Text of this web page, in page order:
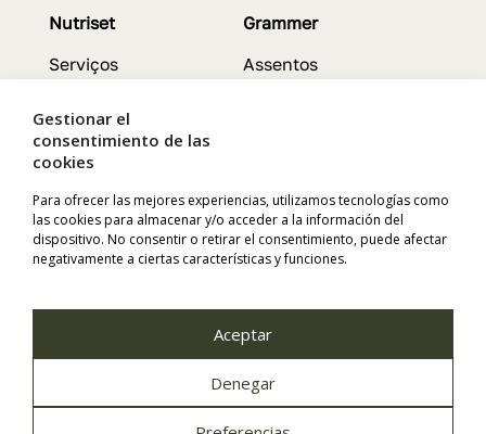
Gestionar el
consentimiento de las
cookies
Para ofrecer las mejores experiencias, utilizamos tecnologías como
las cookies para almacenar y/o acceder a la información del
dispositivo. No consentir o retirar el consentimiento, puede afectar
negativamente a ciertas características y funciones.
Aceptar
Denegar
Nutriset
Serviços
Política de Qualidade
Grammer
Assentos
Chapron
Animais
Produtos
Labaronne
Tanques Flexíveis
Características
NUTRISET S.L. | Pol. Ind. El Cortés | 08262 Callús (Barcelona)